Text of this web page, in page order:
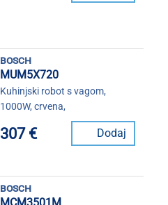
bosch
MUM5X720
Kuhinjski robot s vagom,
1000W, crvena,
307 € Dodaj
bosch